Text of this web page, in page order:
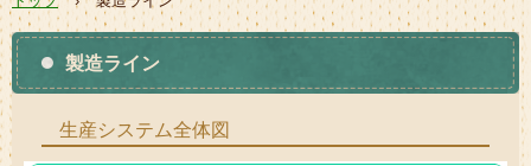
製造ライン
生産システム全体図